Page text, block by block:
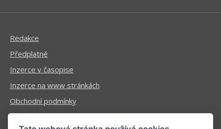
Redakce
Předplatné
Inzerce v časopise
Inzerce na www stránkách
Obchodní podmínky
Ochrana osobních údajů